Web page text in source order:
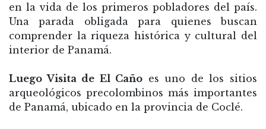
en la vida de los primeros pobladores del país.
Una parada obligada para quienes buscan
comprender la riqueza histórica y cultural del
interior de Panamá.
Luego Visita de El Caño es uno de los sitios
arqueológicos precolombinos más importantes
de Panamá, ubicado en la provincia de Coclé.